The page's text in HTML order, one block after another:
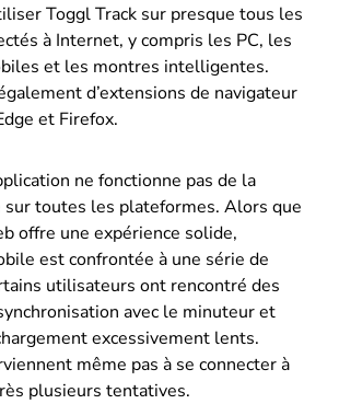
Toggl Track sur presque tous les
à Internet, y compris les PC, les
et les montres intelligentes.
d’extensions de navigateur
et Firefox.
ne fonctionne pas de la
sur toutes les plateformes. Alors que
offre une expérience solide,
est confrontée à une série de
utilisateurs ont rencontré des
avec le minuteur et
excessivement lents.
même pas à se connecter à
plusieurs tentatives.